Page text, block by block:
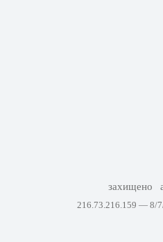
захищено
216.73.216.159 — 8/